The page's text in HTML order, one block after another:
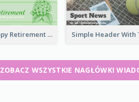
Elegant Happy Retirement Header
ZOBACZ WSZYSTKIE NAGŁÓWKI